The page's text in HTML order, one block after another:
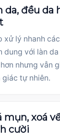
da, đều da
xử lý nhanh
dung với làn da
nhưng vẫn
giác tự nhiên.
mụn, xoá
cười